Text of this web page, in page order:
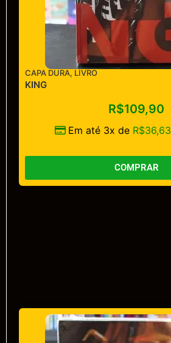
CAPA DURA,LIVRO
KING
R$109,90
Em até 3x de R$36,63
COMPRAR